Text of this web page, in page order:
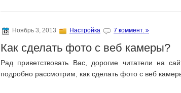
Ноябрь 3, 2013 Настройка 7 коммент. »
Как сделать фото с веб камеры?
Рад приветствовать Вас, дорогие читатели на
подробно рассмотрим, как сделать фото с веб